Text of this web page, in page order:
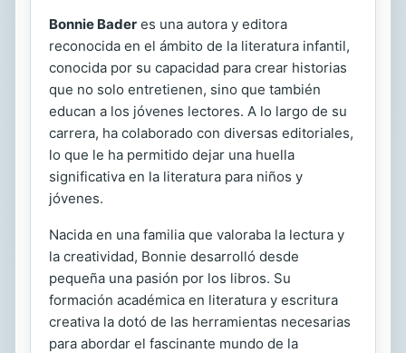
Bonnie Bader es una autora y editora
reconocida en el ámbito de la literatura infantil,
conocida por su capacidad para crear historias
que no solo entretienen, sino que también
educan a los jóvenes lectores. A lo largo de su
carrera, ha colaborado con diversas editoriales,
lo que le ha permitido dejar una huella
significativa en la literatura para niños y
jóvenes.
Nacida en una familia que valoraba la lectura y
la creatividad, Bonnie desarrolló desde
pequeña una pasión por los libros. Su
formación académica en literatura y escritura
creativa la dotó de las herramientas necesarias
para abordar el fascinante mundo de la